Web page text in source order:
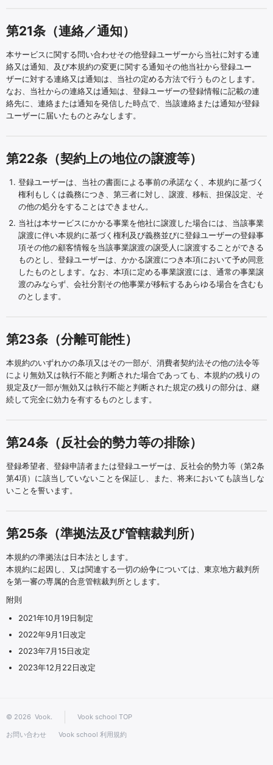
第21条（連絡／通知）
本サービスに関する問い合わせその他登録ユーザーから当社に対する連
絡又は通知、及び本規約の変更に関する通知その他当社から登録ユー
ザーに対する連絡又は通知は、当社の定める方法で行うものとします。
なお、当社からの連絡又は通知は、登録ユーザーの登録情報に記載の連
絡先に、連絡または通知を発信した時点で、当該連絡または通知が登録
ユーザーに届いたものとみなします。
第22条（契約上の地位の譲渡等）
登録ユーザーは、当社の書面による事前の承諾なく、本規約に基づく
権利もしくは義務につき、第三者に対し、譲渡、移転、担保設定、そ
の他の処分をすることはできません。
当社は本サービスにかかる事業を他社に譲渡した場合には、当該事業
譲渡に伴い本規約に基づく権利及び義務並びに登録ユーザーの登録事
項その他の顧客情報を当該事業譲渡の譲受人に譲渡することができる
ものとし、登録ユーザーは、かかる譲渡につき本項において予め同意
したものとします。なお、本項に定める事業譲渡には、通常の事業譲
渡のみならず、会社分割その他事業が移転するあらゆる場合を含むも
のとします。
第23条（分離可能性）
本規約のいずれかの条項又はその一部が、消費者契約法その他の法令等
により無効又は執行不能と判断された場合であっても、本規約の残りの
規定及び一部が無効又は執行不能と判断された規定の残りの部分は、継
続して完全に効力を有するものとします。
第24条（反社会的勢力等の排除）
登録希望者、登録申請者または登録ユーザーは、反社会的勢力等（第2条
第4項）に該当していないことを保証し、また、将来においても該当しな
いことを誓います。
第25条（準拠法及び管轄裁判所）
本規約の準拠法は日本法とします。
本規約に起因し、又は関連する一切の紛争については、東京地方裁判所
を第一審の専属的合意管轄裁判所とします。
附則
2021年10月19日制定
2022年9月1日改定
2023年7月15日改定
2023年12月22日改定
© 2026 Vook. Vook school TOP
お問い合わせ Vook school 利用規約